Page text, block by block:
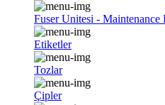
Fuser Unitesi -
Etiketler
Tozlar
Çipler